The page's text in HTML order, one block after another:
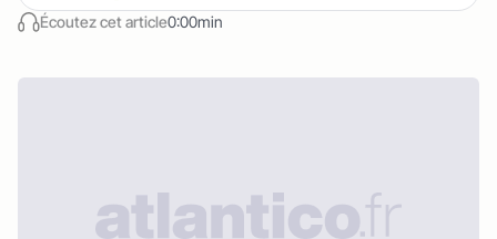
Écoutez cet article0:00min